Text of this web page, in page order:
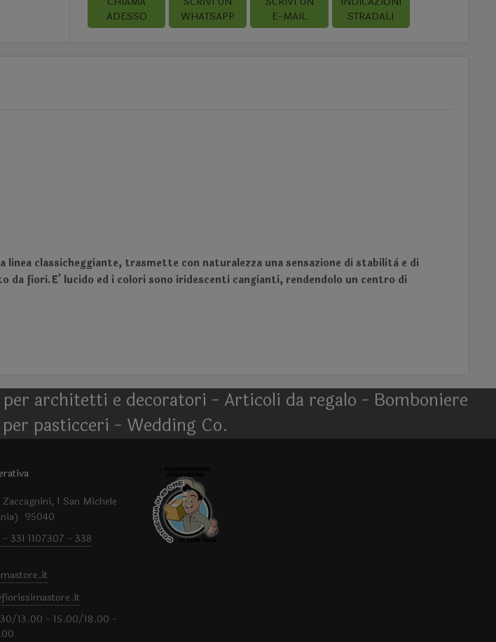
ADESSO
WHATSAPP
E-MAIL
STRADALI
classicheggiante, trasmette con naturalezza una sensazione di stabilità e di
da fiori.E' lucido ed i colori sono iridescenti cangianti, rendendolo un centro di
architetti e decoratori - Articoli da regalo - Bomboniere
pasticceri - Wedding Co.
1 San Michele
95040
331 1107307 - 338
13.00 - 15.00/18.00 -